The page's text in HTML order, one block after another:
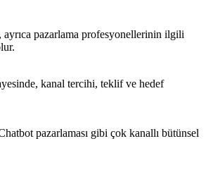
pazarlama profesyonellerinin ilgili
kanal tercihi, teklif ve hedef
pazarlaması gibi çok kanallı bütünsel